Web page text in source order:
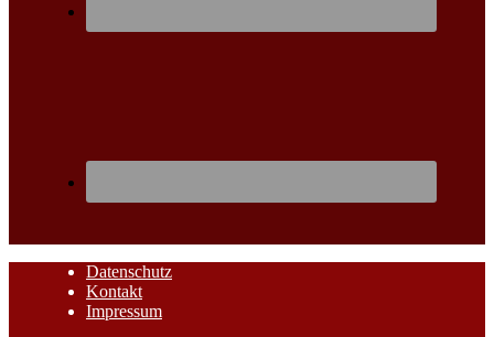
Datenschutz
Kontakt
Impressum